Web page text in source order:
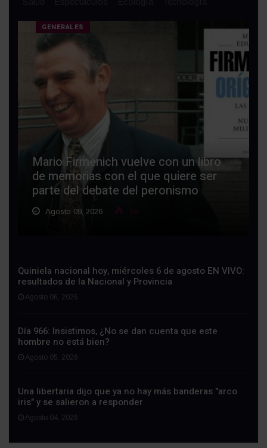
GENERALES
Mario Firmenich vuelve con un libro
de memorias con el que quiere ser
parte del debate del peronismo
Agosto 09, 2026 18
Quiniela nacional hoy, miércoles 6 de agosto EN VIVO:
resultados de la Nacional y Provincia
Agosto 06, 2026
Día 966: Insistimos, ¿No se dan cuenta que este
hombre no está bien?
Agosto 05, 2026
Una libertaria dijo que ya no hay más banderas "arco
iris" y se salieron a responder
Agosto 04, 2026